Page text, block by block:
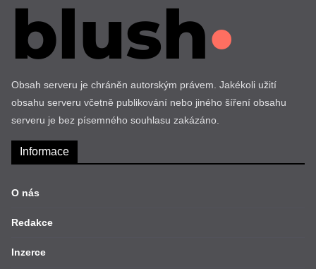
Obsah serveru je chráněn autorským právem. Jakékoli užití
obsahu serveru včetně publikování nebo jiného šíření obsahu
serveru je bez písemného souhlasu zakázáno.
Informace
O nás
Redakce
Inzerce